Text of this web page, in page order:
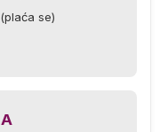
se)